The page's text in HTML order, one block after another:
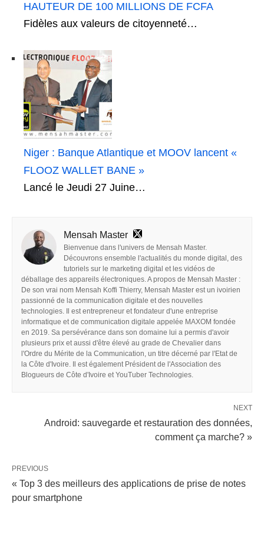
HAUTEUR DE 100 MILLIONS DE FCFA
Fidèles aux valeurs de citoyenneté…
Niger : Banque Atlantique et MOOV lancent «
FLOOZ WALLET BANE »
Lancé le Jeudi 27 Juine…
Mensah Master
Bienvenue dans l'univers de Mensah Master.
Découvrons ensemble l'actualités du monde digital, des
tutoriels sur le marketing digital et les vidéos de
déballage des appareils électroniques. A propos de Mensah Master :
De son vrai nom Mensah Koffi Thierry, Mensah Master est un ivoirien
passionné de la communication digitale et des nouvelles
technologies. Il est entrepreneur et fondateur d'une entreprise
informatique et de communication digitale appelée MAXOM fondée
en 2019. Sa persévérance dans son domaine lui a permis d'avoir
plusieurs prix et aussi d'être élevé au grade de Chevalier dans
l'Ordre du Mérite de la Communication, un titre décerné par l'Etat de
la Côte d'Ivoire. Il est également Président de l'Association des
Blogueurs de Côte d'Ivoire et YouTuber Technologies.
NEXT
Android: sauvegarde et restauration des données,
comment ça marche? »
PREVIOUS
« Top 3 des meilleurs des applications de prise de notes
pour smartphone